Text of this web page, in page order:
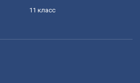
11 класс